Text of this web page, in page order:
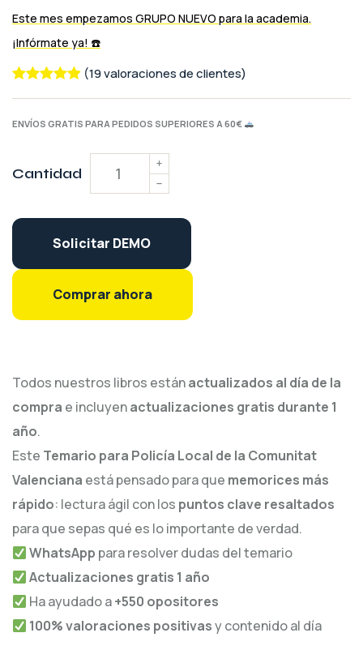
valoracione
(19 valoraciones de clientes)
ENVÍOS GRATIS PARA PEDIDOS SUPERIORES A 60€
Cantidad
Solicitar DEMO
Comprar ahora
Todos nuestros libros estánactualizados al día de la
compra e incluyenactualizaciones gratis durante 1
año.
Este Temario para Policía Local de la Comunitat
Valenciana está pensado para que memorices más
rápido: lectura ágil con los puntos clave resaltados
para que sepas qué es lo importante de verdad.
WhatsApp para resolver dudas del temario
Actualizaciones gratis 1 año
Ha ayudado a+550 opositores
100% valoraciones positivasy contenido al día